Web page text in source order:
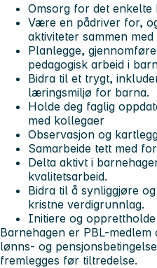
Omsorg for det
Være en pådriver for,
aktiviteter sammen
Planlegge,
pedagogisk arbeid i
Bidra til et trygt,
læringsmiljø for barna.
Holde deg faglig
med kollegaer
Observasjon og
Samarbeide tett med
Delta aktivt i
kvalitetsarbeid.
Bidra til å synliggjøre
kristne verdigrunnlag.
Initiere og
Barnehagen er PBL-
lønns- og
fremlegges før tiltredelse.